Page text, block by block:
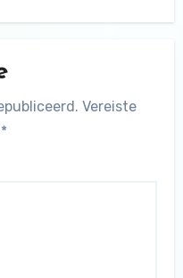
Vereiste
*